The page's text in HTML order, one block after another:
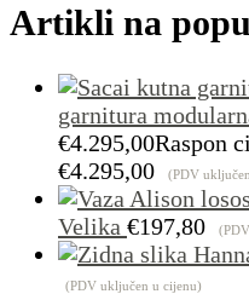
Artikli na
garnitura
€4.295,00Raspon
€4.295,00
(PDV
Velika €197,80
(PDV uključen u cijenu)